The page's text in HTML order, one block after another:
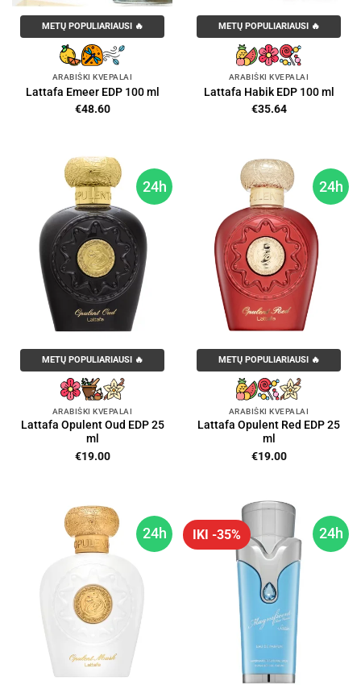
METŲ POPULIARIAUSI 🔥
ARABIŠKI KVEPALAI
Lattafa Emeer EDP 100 ml
€48.60
METŲ POPULIARIAUSI 🔥
ARABIŠKI KVEPALAI
Lattafa Habik EDP 100 ml
€35.64
24h
METŲ POPULIARIAUSI 🔥
ARABIŠKI KVEPALAI
Lattafa Opulent Oud EDP 25
ml
€19.00
24h
METŲ POPULIARIAUSI 🔥
ARABIŠKI KVEPALAI
Lattafa Opulent Red EDP 25
ml
€19.00
24h 24h
IKI -35%